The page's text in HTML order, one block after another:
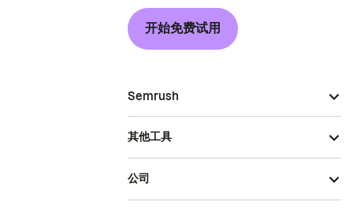
开始免费试用
Semrush
其他工具
公司